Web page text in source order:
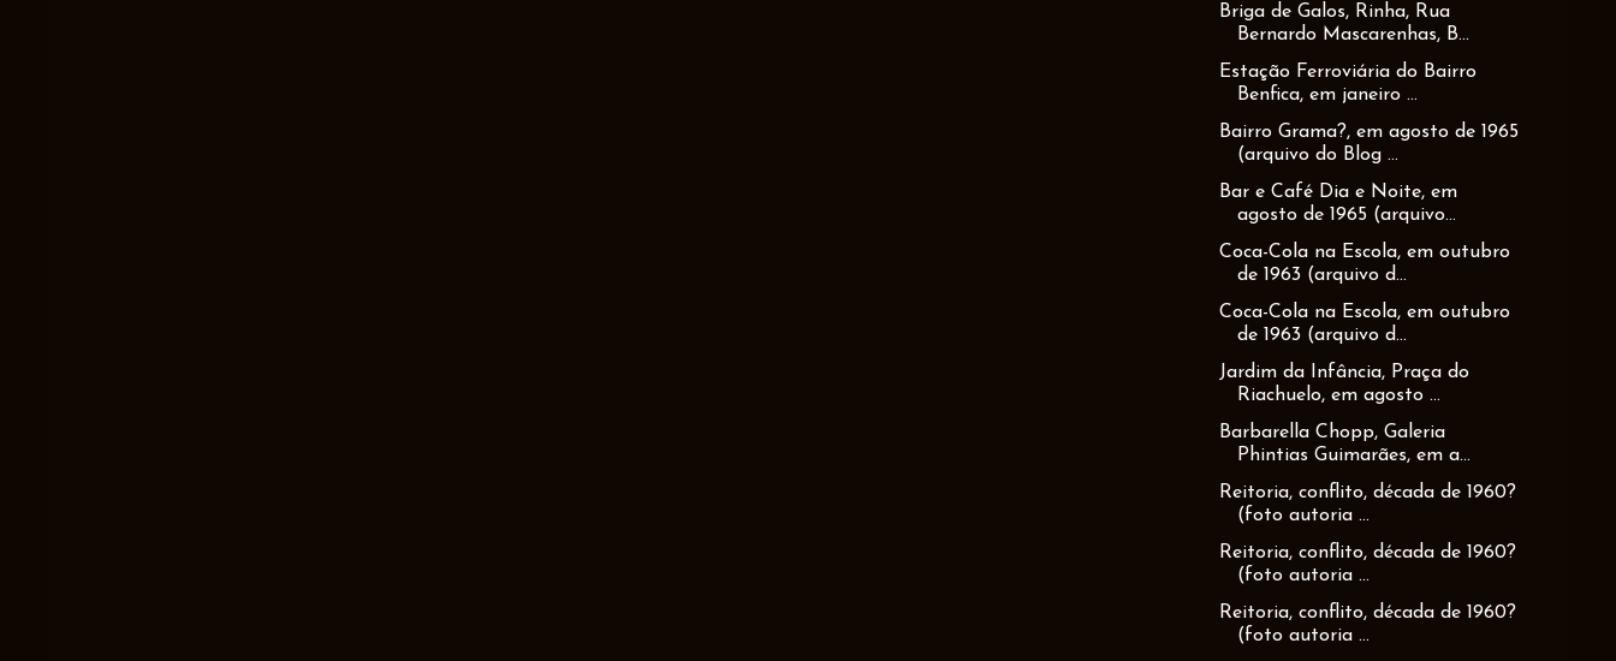
Briga de Galos, Rinha, Rua
Bernardo Mascarenhas, B...
Estação Ferroviária do Bairro
Benfica, em janeiro ...
Bairro Grama?, em agosto de 1965
(arquivo do Blog ...
Bar e Café Dia e Noite, em
agosto de 1965 (arquivo...
Coca-Cola na Escola, em outubro
de 1963 (arquivo d...
Coca-Cola na Escola, em outubro
de 1963 (arquivo d...
Jardim da Infância, Praça do
Riachuelo, em agosto ...
Barbarella Chopp, Galeria
Phintias Guimarães, em a...
Reitoria, conflito, década de 1960?
(foto autoria ...
Reitoria, conflito, década de 1960?
(foto autoria ...
Reitoria, conflito, década de 1960?
(foto autoria ...